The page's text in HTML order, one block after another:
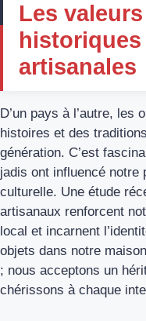
Les
artisanales
D’un pays à l’autre, les
histoires et des
génération. C’est
jadis ont influencé notre
culturelle. Une étude
artisanaux renforcent
local et incarnent
objets dans notre
; nous acceptons un
chérissons à chaque